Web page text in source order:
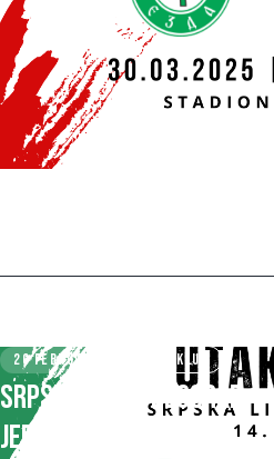
26 FEBRUARY 2025 KLUB
SRPSKA LIGA – BEOGRAD
JEDINSTVO (S)